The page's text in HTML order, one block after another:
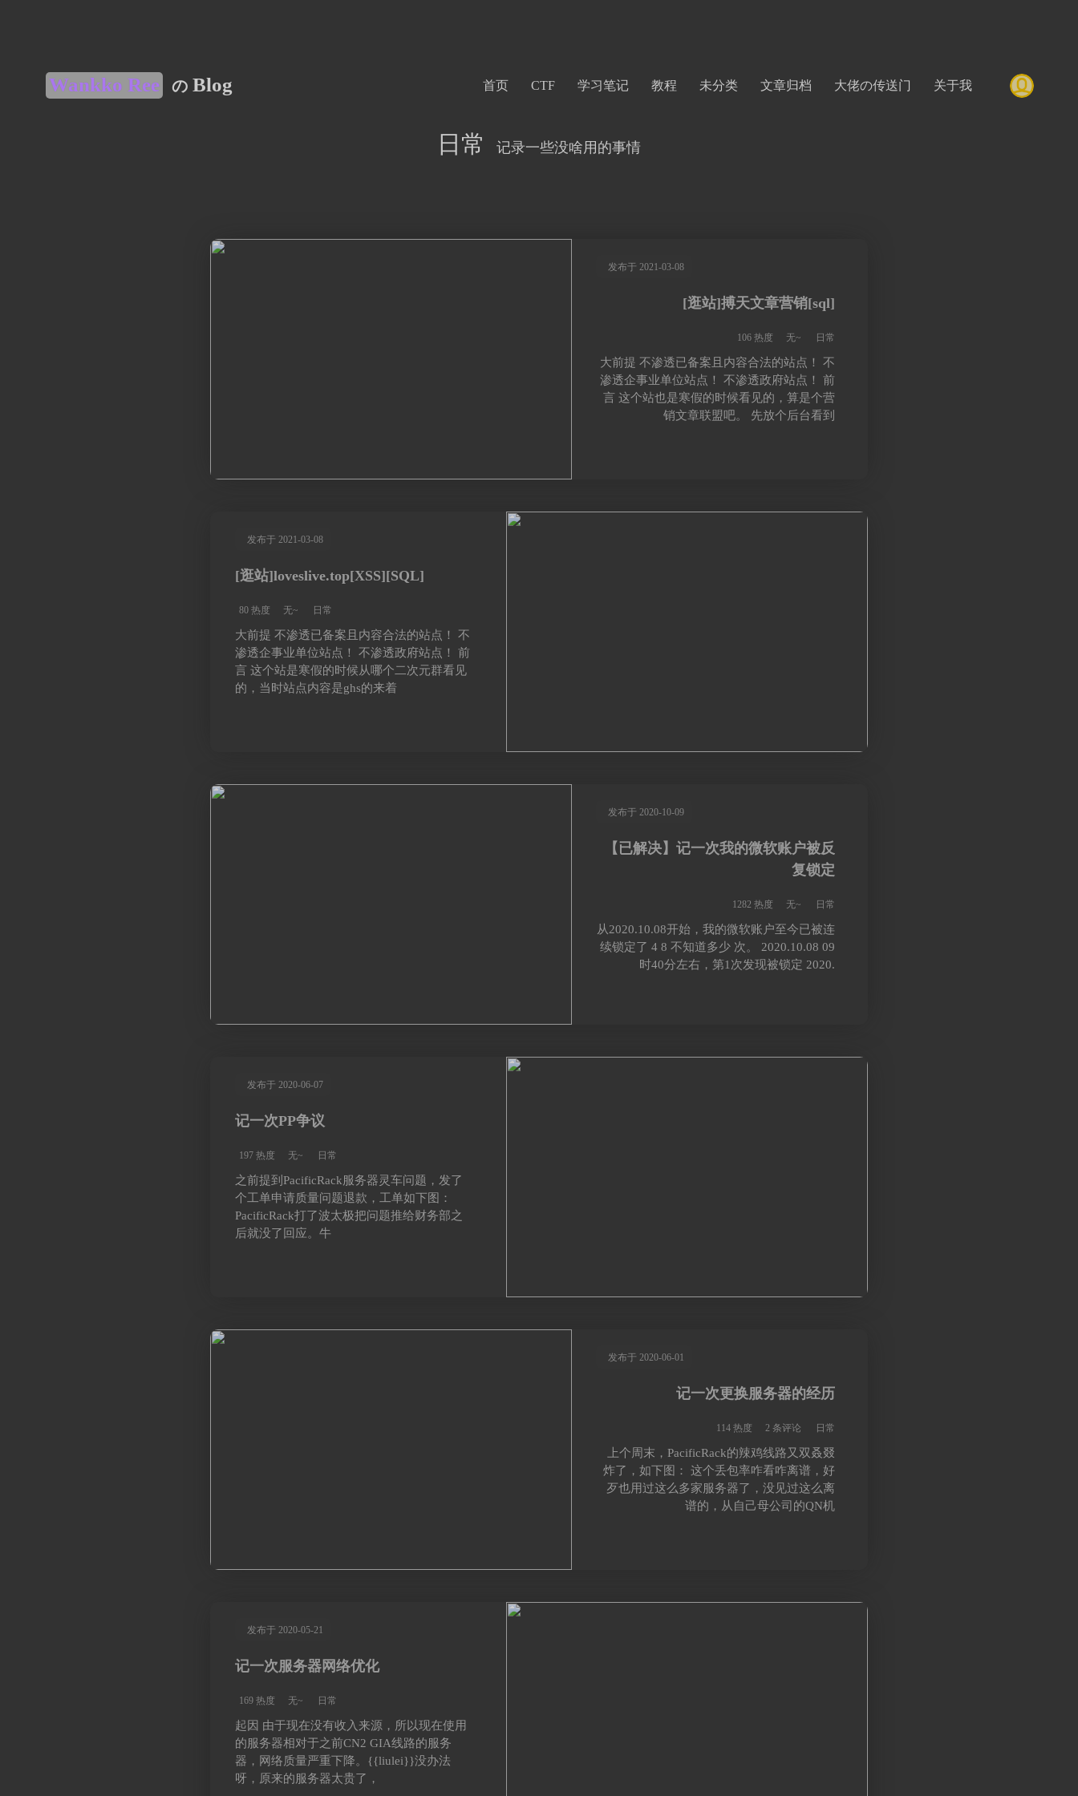
Wankko Ree の Blog 首页 CTF 学习笔记 教程 未分类 文章归档 大佬の传送门 关于我
日常 记录一些没啥用的事情
发布于 2021-03-08
[逛站]搏天文章营销[sql]
106 热度 无~ 日常
大前提 不渗透已备案且内容合法的站点！ 不
渗透企事业单位站点！ 不渗透政府站点！ 前
言 这个站也是寒假的时候看见的，算是个营
销文章联盟吧。 先放个后台看到
发布于 2021-03-08
[逛站]loveslive.top[XSS][SQL]
80 热度 无~ 日常
大前提 不渗透已备案且内容合法的站点！ 不
渗透企事业单位站点！ 不渗透政府站点！ 前
言 这个站是寒假的时候从哪个二次元群看见
的，当时站点内容是ghs的来着
发布于 2020-10-09
【已解决】记一次我的微软账户被反
复锁定
1282 热度 无~ 日常
从2020.10.08开始，我的微软账户至今已被连
续锁定了 4 8 不知道多少 次。 2020.10.08 09
时40分左右，第1次发现被锁定 2020.
发布于 2020-06-07
记一次PP争议
197 热度 无~ 日常
之前提到PacificRack服务器灵车问题，发了
个工单申请质量问题退款，工单如下图：
PacificRack打了波太极把问题推给财务部之
后就没了回应。牛
发布于 2020-06-01
记一次更换服务器的经历
114 热度 2 条评论 日常
上个周末，PacificRack的辣鸡线路又双叒叕
炸了，如下图： 这个丢包率咋看咋离谱，好
歹也用过这么多家服务器了，没见过这么离
谱的，从自己母公司的QN机
发布于 2020-05-21
记一次服务器网络优化
169 热度 无~ 日常
起因 由于现在没有收入来源，所以现在使用
的服务器相对于之前CN2 GIA线路的服务
器，网络质量严重下降。{{liulei}}没办法
呀，原来的服务器太贵了，